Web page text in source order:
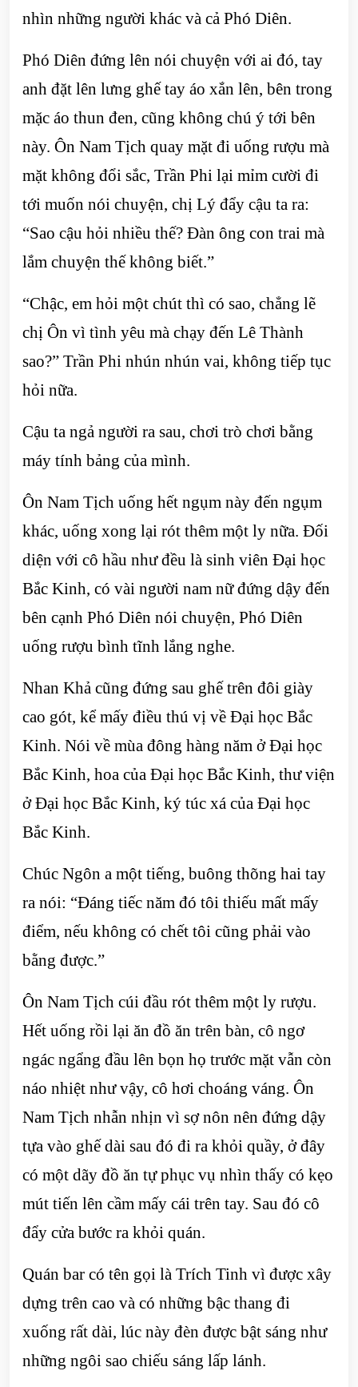
nhìn những người khác và cả Phó Diên.
Phó Diên đứng lên nói chuyện với ai đó, tay
anh đặt lên lưng ghế tay áo xắn lên, bên trong
mặc áo thun đen, cũng không chú ý tới bên
này. Ôn Nam Tịch quay mặt đi uống rượu mà
mặt không đổi sắc, Trần Phi lại mỉm cười đi
tới muốn nói chuyện, chị Lý đẩy cậu ta ra:
“Sao cậu hỏi nhiều thế? Đàn ông con trai mà
lắm chuyện thế không biết.”
“Chậc, em hỏi một chút thì có sao, chẳng lẽ
chị Ôn vì tình yêu mà chạy đến Lê Thành
sao?” Trần Phi nhún nhún vai, không tiếp tục
hỏi nữa.
Cậu ta ngả người ra sau, chơi trò chơi bằng
máy tính bảng của mình.
Ôn Nam Tịch uống hết ngụm này đến ngụm
khác, uống xong lại rót thêm một ly nữa. Đối
diện với cô hầu như đều là sinh viên Đại học
Bắc Kinh, có vài người nam nữ đứng dậy đến
bên cạnh Phó Diên nói chuyện, Phó Diên
uống rượu bình tĩnh lắng nghe.
Nhan Khả cũng đứng sau ghế trên đôi giày
cao gót, kể mấy điều thú vị về Đại học Bắc
Kinh. Nói về mùa đông hàng năm ở Đại học
Bắc Kinh, hoa của Đại học Bắc Kinh, thư viện
ở Đại học Bắc Kinh, ký túc xá của Đại học
Bắc Kinh.
Chúc Ngôn a một tiếng, buông thõng hai tay
ra nói: “Đáng tiếc năm đó tôi thiếu mất mấy
điểm, nếu không có chết tôi cũng phải vào
bằng được.”
Ôn Nam Tịch cúi đầu rót thêm một ly rượu.
Hết uống rồi lại ăn đồ ăn trên bàn, cô ngơ
ngác ngẩng đầu lên bọn họ trước mặt vẫn còn
náo nhiệt như vậy, cô hơi choáng váng. Ôn
Nam Tịch nhẫn nhịn vì sợ nôn nên đứng dậy
tựa vào ghế dài sau đó đi ra khỏi quầy, ở đây
có một dãy đồ ăn tự phục vụ nhìn thấy có kẹo
mút tiến lên cầm mấy cái trên tay. Sau đó cô
đẩy cửa bước ra khỏi quán.
Quán bar có tên gọi là Trích Tinh vì được xây
dựng trên cao và có những bậc thang đi
xuống rất dài, lúc này đèn được bật sáng như
những ngôi sao chiếu sáng lấp lánh.